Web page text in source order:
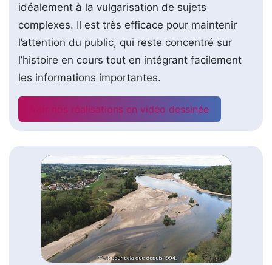
idéalement à la vulgarisation de sujets
complexes. Il est très efficace pour maintenir
l’attention du public, qui reste concentré sur
l’histoire en cours tout en intégrant facilement
les informations importantes.
Voir nos réalisations en vidéo dessinée